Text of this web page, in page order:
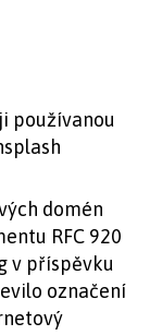
používanou
domén
RFC 920
v příspěvku
označení